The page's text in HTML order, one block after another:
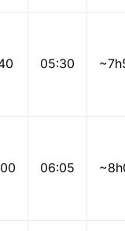
05:30
06:05